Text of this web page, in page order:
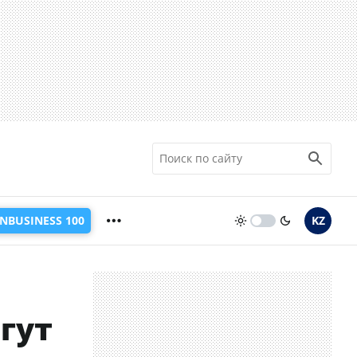
100 KZ